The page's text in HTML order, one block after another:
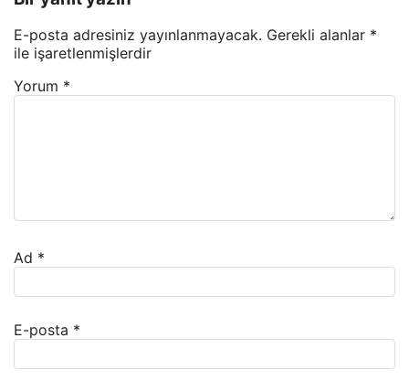
E-posta adresiniz yayınlanmayacak. Gerekli alanlar *
ile işaretlenmişlerdir
Yorum *
Ad *
E-posta *